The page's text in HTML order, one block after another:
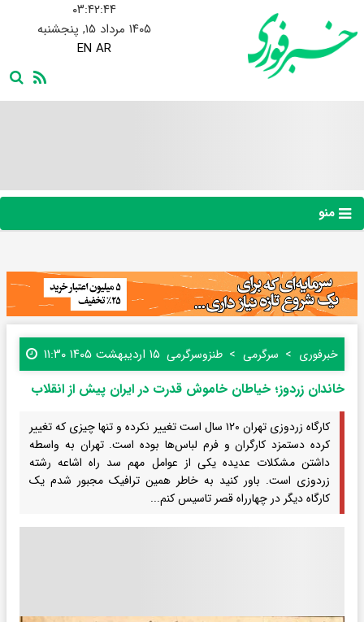
۰۳:۴۲:۴۵
۱۴۰۵ مرداد ۱۵, پنجشنبه
EN AR
منو
خبرفوری سرگرمی طنز‌و‌سرگرمی ۱۵ اردیبهشت ۱۴۰۵ ۱۱:۳۰
خاندان زردوز؛ خیاطان خاموش قدرت در ایران پیش از انقلاب
کارگاه زردوزی تهران ۱۲۰ سال است تغییر نکرده و تنها چیزی که تغییر
کرده دستمزد کارگران و فرم لباس‌ها بوده است. تهران به واسطه
داشتن مشکلات عدیده یکی از عوامل مهم سد راه اشاعه رشته
زردوزی است. باور کنید به خاطر همین ترافیک مجبور شدم یک
کارگاه دیگر در چهارراه قصر تاسیس کنم...